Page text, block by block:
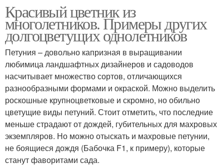
Красивый цветник из
многолетников. Примеры других
долгоцветущих однолетников
Петуния – довольно капризная в выращивании
любимица ландшафтных дизайнеров и садоводов
насчитывает множество сортов, отличающихся
разнообразными формами и окраской. Можно выделить
роскошные крупноцветковые и скромно, но обильно
цветущие виды петуний. Стоит отметить, что последние
меньше страдают от дождей, губительных для махровых
экземпляров. Но можно отыскать и махровые петунии,
не боящиеся дождя (Бабочка F1, к примеру), которые
станут фаворитами сада.